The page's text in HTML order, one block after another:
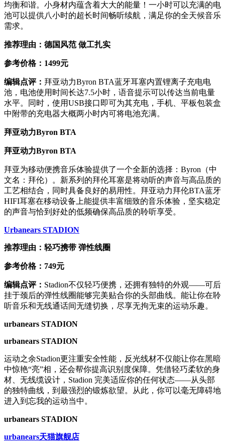
均衡和谐。小身材内蕴含着大大的能量！一小时可以充满的电
池可以提供八小时的超长时间畅听续航，满足你的全天候音乐
需求。
推荐理由：德国风范 做工扎实
参考价格： 1499元
编辑点评： 拜亚动力Byron BTA蓝牙耳塞内置锂离子充电电
池，电池使用时间长达7.5小时，语音提示可以传达当前电量
水平。同时，使用USB接口即可为其充电，手机、平板包装盒
中附带的充电器大概两小时内可将电池充满。
拜亚动力Byron BTA
拜亚动力Byron BTA
拜亚为移动便携音乐体验提供了一个全新的选择：Byron（中
文名：拜伦）。新系列的拜伦耳塞是将动听的声音与高品质的
工艺相结合，同时具备良好的易用性。拜亚动力拜伦BTA蓝牙
HIFI耳塞在移动设备上能提供丰富细致的音乐体验，坚实稳定
的声音与恰到好处的低频确保高品质的聆听享受。
Urbanears STADION
推荐理由：轻巧携带 弹性线圈
参考价格： 749元
编辑点评： Stadion不仅轻巧便携，还拥有独特的外观——可后
挂于颈后的弹性线圈能够完美贴合你的头部曲线。能让你在聆
听音乐和无线通话间无缝切换，尽享无拘无束的运动乐趣。
urbanears STADION
urbanears STADION
运动之余Stadion更注重安全性能，反光线材不仅能让你在黑暗
中惊艳“亮”相，还会帮你提高识别度保障。凭借轻巧柔软的身
材、无线缆设计，Stadion 完美适应你的任何状态——从头部
的独特曲线，到最强烈的锻炼欲望。从此，你可以毫无障碍地
进入到忘我的运动当中。
urbanears STADION
urbanears天猫旗舰店